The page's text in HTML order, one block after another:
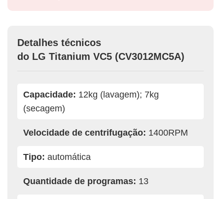
Detalhes técnicos
do LG Titanium VC5 (CV3012MC5A)
Capacidade: 12kg (lavagem); 7kg
(secagem)
Velocidade de centrifugação: 1400RPM
Tipo: automática
Quantidade de programas: 13